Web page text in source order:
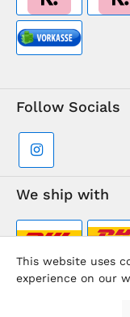
Follow Socials
We ship with
Supermarkt-
This website uses
experience on our